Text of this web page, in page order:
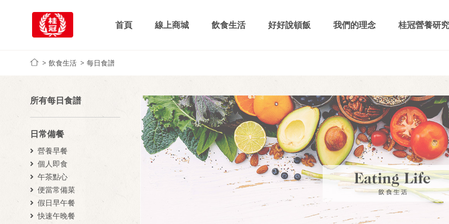
首頁 線上商城 飲食生活 好好說頓飯 我們的理念 桂冠營養研
飲食生活 每日食譜
所有每日食譜
日常備餐
營養早餐
個人即食
午茶點心
便當常備菜
假日早午餐
快速午晚餐